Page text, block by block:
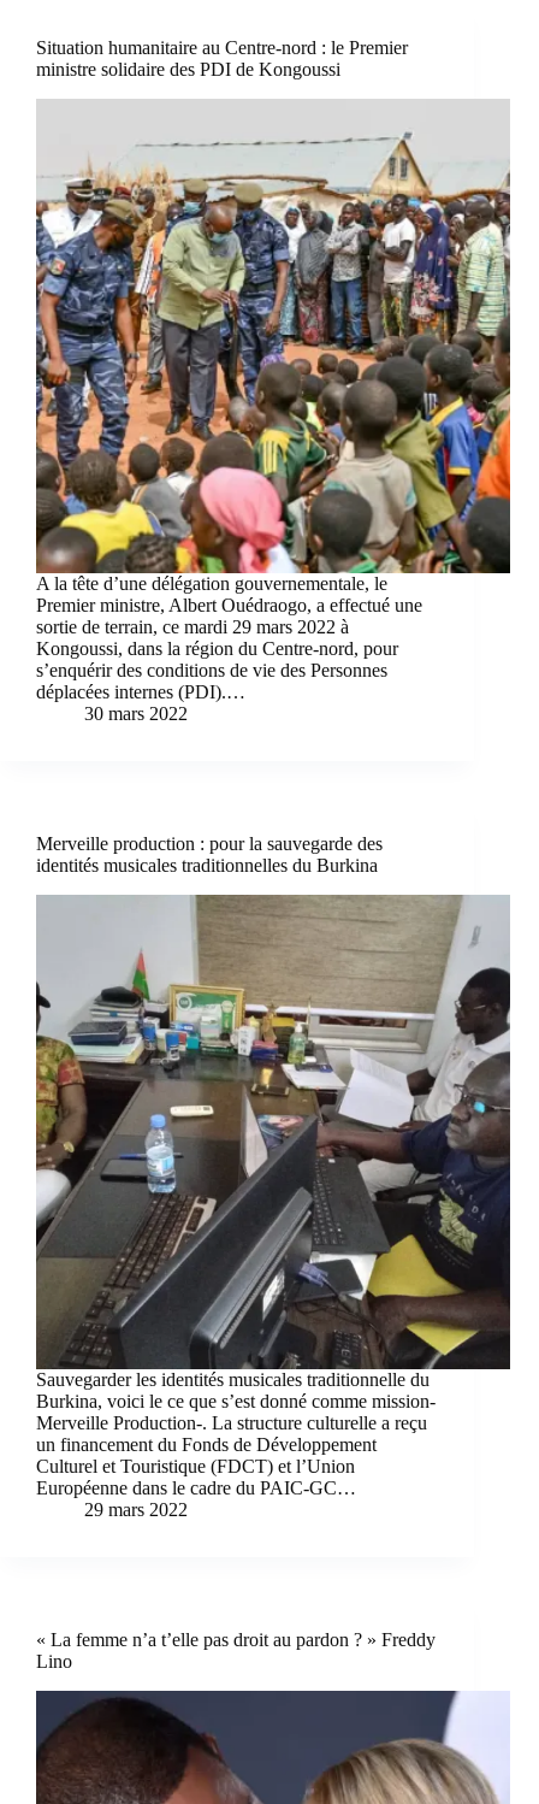
Situation humanitaire au Centre-nord : le Premier
ministre solidaire des PDI de Kongoussi
A la tête d’une délégation gouvernementale, le
Premier ministre, Albert Ouédraogo, a effectué une
sortie de terrain, ce mardi 29 mars 2022 à
Kongoussi, dans la région du Centre-nord, pour
s’enquérir des conditions de vie des Personnes
déplacées internes (PDI).…
30 mars 2022
Merveille production : pour la sauvegarde des
identités musicales traditionnelles du Burkina
Sauvegarder les identités musicales traditionnelle du
Burkina, voici le ce que s’est donné comme mission-
Merveille Production-. La structure culturelle a reçu
un financement du Fonds de Développement
Culturel et Touristique (FDCT) et l’Union
Européenne dans le cadre du PAIC-GC…
29 mars 2022
« La femme n’a t’elle pas droit au pardon ? » Freddy
Lino